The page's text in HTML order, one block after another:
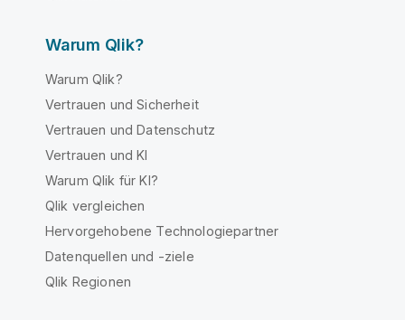
Warum Qlik?
Warum Qlik?
Vertrauen und Sicherheit
Vertrauen und Datenschutz
Vertrauen und KI
Warum Qlik für KI?
Qlik vergleichen
Hervorgehobene Technologiepartner
Datenquellen und -ziele
Qlik Regionen